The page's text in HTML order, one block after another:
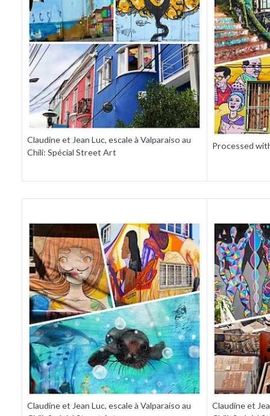
Claudine et Jean Luc, escale à Valparaiso au
Chili: Spécial Street Art
Processed
Claudine et Jean Luc, escale à Valparaiso au
Claudine et